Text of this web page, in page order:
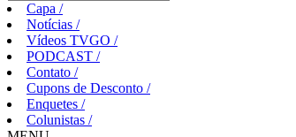
Capa /
Notícias /
Vídeos TVGO /
PODCAST /
Contato /
Cupons de Desconto /
Enquetes /
Colunistas /